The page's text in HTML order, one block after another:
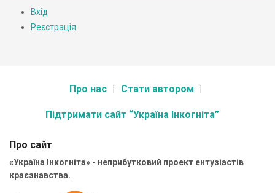
Вхід
Реєстрація
Про нас Стати автором
Підтримати сайт “Україна Інкогніта”
Про сайт
«Україна Інкогніта» - неприбутковий проект ентузіастів
краєзнавства.